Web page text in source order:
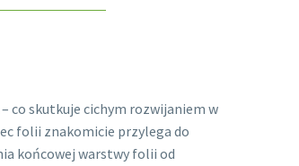
co skutkuje cichym rozwijaniem w
folii znakomicie przylega do
końcowej warstwy folii od